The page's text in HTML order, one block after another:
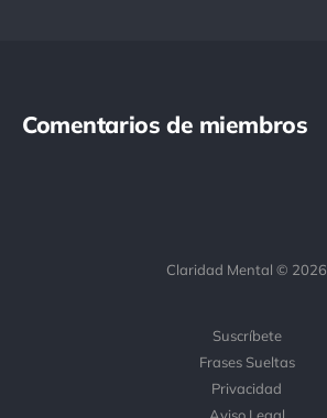
Comentarios de miembros
Claridad Mental © 2026
Suscríbete
Frases Sueltas
Privacidad